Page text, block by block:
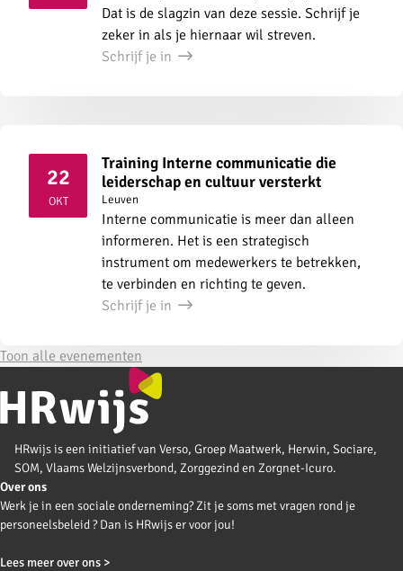
Dat is de slagzin van deze sessie. Schrijf je
zeker in als je hiernaar wil streven.
Schrijf je in
22
OKT2026
Training Interne communicatie die
leiderschap en cultuur versterkt
Leuven
Interne communicatie is meer dan alleen
informeren. Het is een strategisch
instrument om medewerkers te betrekken,
te verbinden en richting te geven.
Schrijf je in
Toon alle evenementen
HRwijs is een initiatief van Verso, Groep Maatwerk, Herwin, Sociare,
SOM, Vlaams Welzijnsverbond, Zorggezind en Zorgnet-Icuro.
Over ons
Werk je in een sociale onderneming? Zit je soms met vragen rond je
personeelsbeleid ? Dan is HRwijs er voor jou!
Lees meer over ons >